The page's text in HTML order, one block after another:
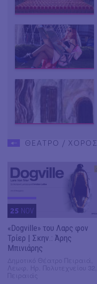
ΘΕΑΤΡΟ / ΧΟΡΟΣ
25 NOV
«Dogville» του Λαρς φον
Τρίερ | Σκην.: Άρης
Μπινιάρης